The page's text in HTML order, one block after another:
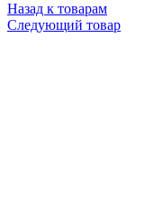
Назад к товарам
Следующий товар